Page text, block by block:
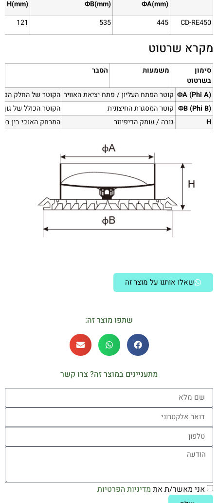
ΦA(mm)
ΦB(mm)
H(mm)
CD-RE450
445
535
121
מקרא שרטוט
סימון
בשרטוט
משמעות הסבר
ΦA (Phi A) קוטר הפתח העליון / פתח יציאת האוויר הקוטר של החלק
ΦB (Phi B) קוטר המסגרת החיצונית
הקוטר הכולל של
H
גובה / עומק הדיפיוזר המרחק האנכי בין
שאלו אותנו על מוצר זה
שתפו מוצר זה:
מתעניינים במוצר זה? צרו קשר
אני מאשר/ת את מדיניות הפרטיות